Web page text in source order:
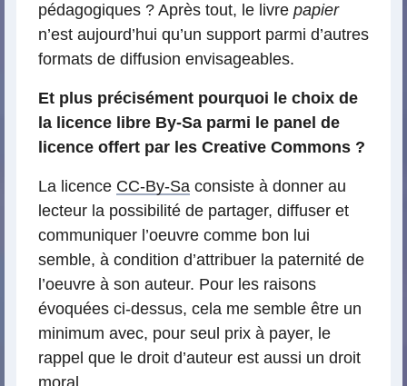
pédagogiques ? Après tout, le livre papier
n’est aujourd’hui qu’un support parmi d’autres
formats de diffusion envisageables.
Et plus précisément pourquoi le choix de
la licence libre By-Sa parmi le panel de
licence offert par les Creative Commons ?
La licence CC-By-Sa consiste à donner au
lecteur la possibilité de partager, diffuser et
communiquer l’oeuvre comme bon lui
semble, à condition d’attribuer la paternité de
l’oeuvre à son auteur. Pour les raisons
évoquées ci-dessus, cela me semble être un
minimum avec, pour seul prix à payer, le
rappel que le droit d’auteur est aussi un droit